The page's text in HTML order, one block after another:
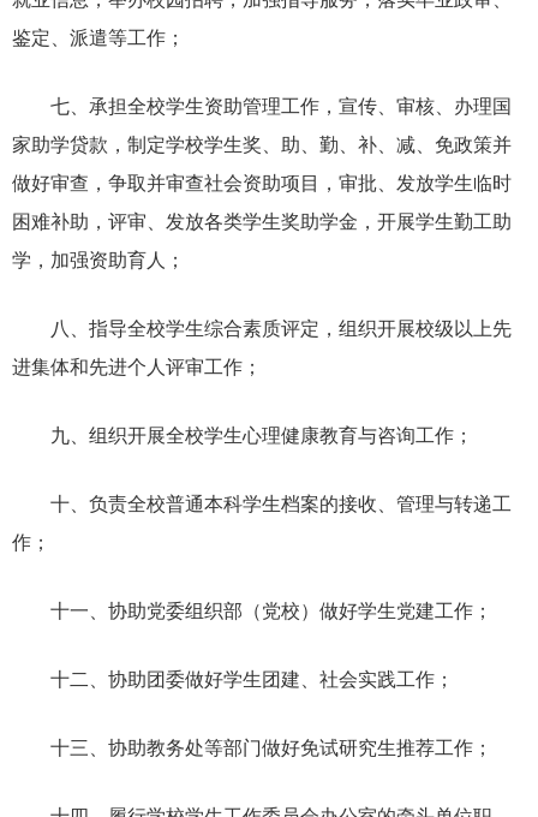
鉴定、派遣等工作；
七、承担全校学生资助管理工作，宣传、审核、办理国
家助学贷款，制定学校学生奖、助、勤、补、减、免政策并
做好审查，争取并审查社会资助项目，审批、发放学生临时
困难补助，评审、发放各类学生奖助学金，开展学生勤工助
学，加强资助育人；
八、指导全校学生综合素质评定，组织开展校级以上先
进集体和先进个人评审工作；
九、组织开展全校学生心理健康教育与咨询工作；
十、负责全校普通本科学生档案的接收、管理与转递工
作；
十一、协助党委组织部（党校）做好学生党建工作；
十二、协助团委做好学生团建、社会实践工作；
十三、协助教务处等部门做好免试研究生推荐工作；